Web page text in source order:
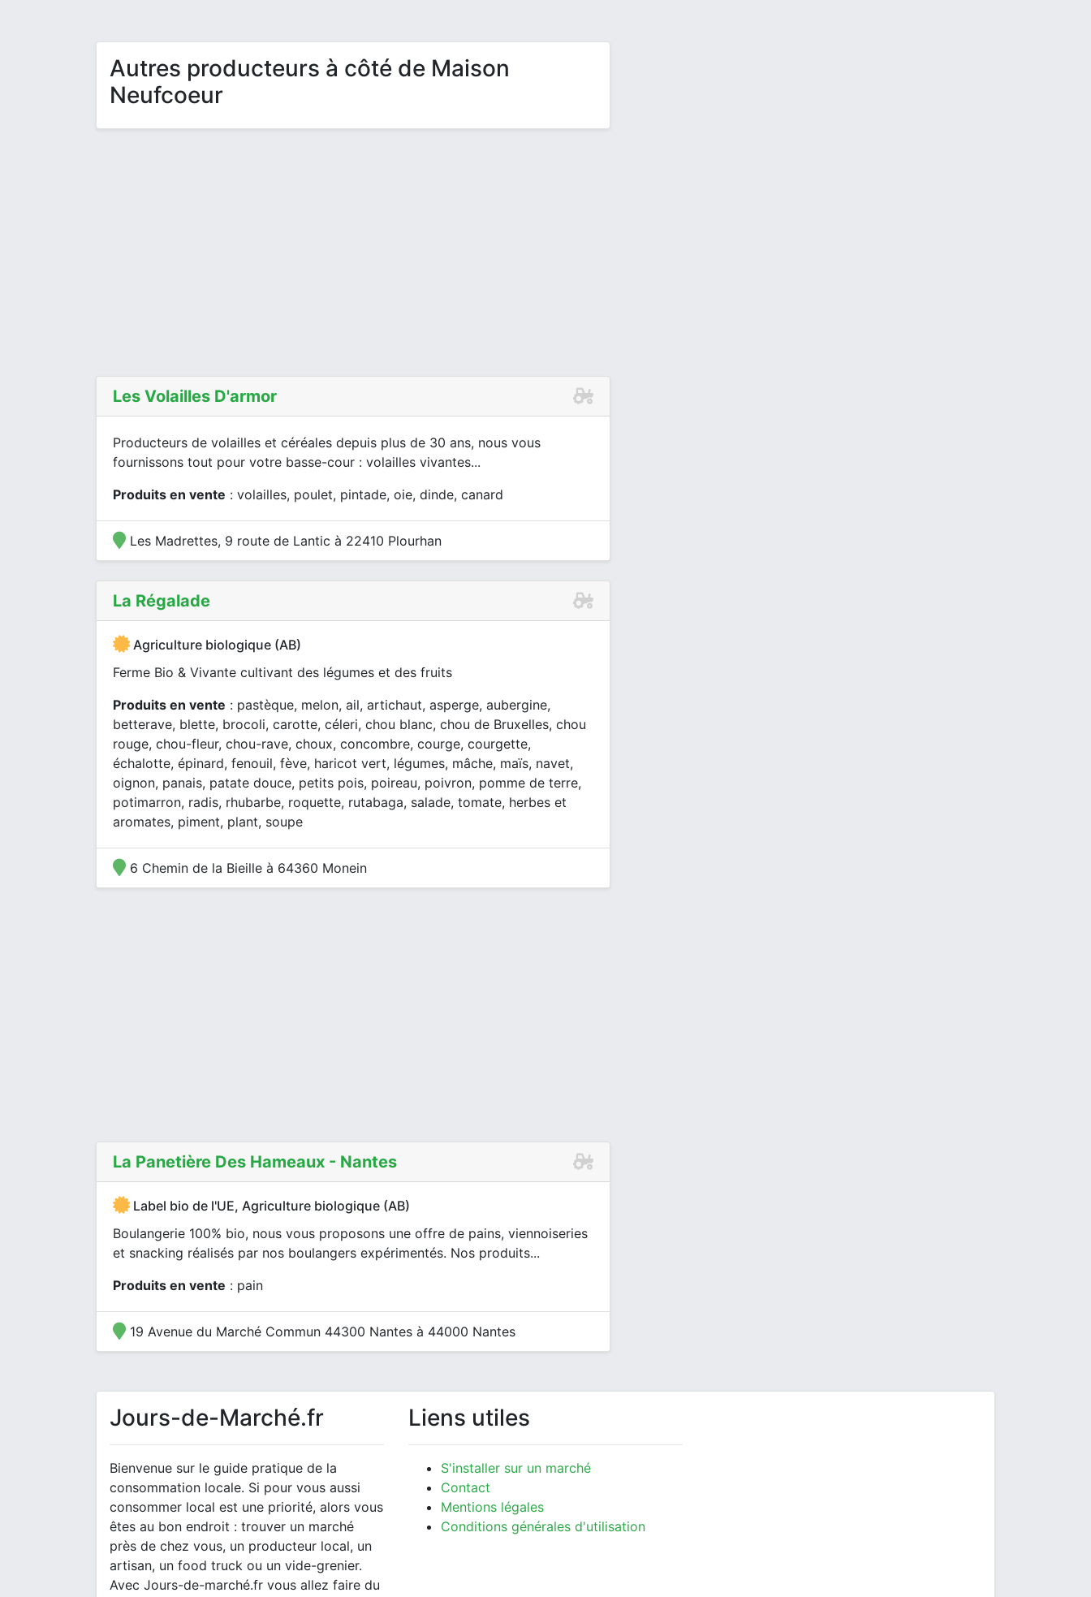
Autres producteurs à côté de Maison
Neufcoeur
Les Volailles D'armor
Producteurs de volailles et céréales depuis plus de 30 ans, nous vous
fournissons tout pour votre basse-cour : volailles vivantes...
Produits en vente : volailles, poulet, pintade, oie, dinde, canard
Les Madrettes, 9 route de Lantic à 22410 Plourhan
La Régalade
Agriculture biologique (AB)
Ferme Bio & Vivante cultivant des légumes et des fruits
Produits en vente : pastèque, melon, ail, artichaut, asperge, aubergine,
betterave, blette, brocoli, carotte, céleri, chou blanc, chou de Bruxelles, chou
rouge, chou-fleur, chou-rave, choux, concombre, courge, courgette,
échalotte, épinard, fenouil, fève, haricot vert, légumes, mâche, maïs, navet,
oignon, panais, patate douce, petits pois, poireau, poivron, pomme de terre,
potimarron, radis, rhubarbe, roquette, rutabaga, salade, tomate, herbes et
aromates, piment, plant, soupe
6 Chemin de la Bieille à 64360 Monein
La Panetière Des Hameaux - Nantes
Label bio de l'UE, Agriculture biologique (AB)
Boulangerie 100% bio, nous vous proposons une offre de pains, viennoiseries
et snacking réalisés par nos boulangers expérimentés. Nos produits...
Produits en vente : pain
19 Avenue du Marché Commun 44300 Nantes à 44000 Nantes
Jours-de-Marché.fr
Bienvenue sur le guide pratique de la
consommation locale. Si pour vous aussi
consommer local est une priorité, alors vous
êtes au bon endroit : trouver un marché
près de chez vous, un producteur local, un
artisan, un food truck ou un vide-grenier.
Avec Jours-de-marché.fr vous allez faire du
Liens utiles
S'installer sur un marché
Contact
Mentions légales
Conditions générales d'utilisation